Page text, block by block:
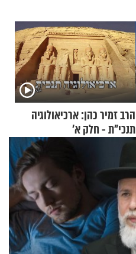
הרב זמיר כהן: ארכיאולוגיה
תנכי"ת - חלק א’